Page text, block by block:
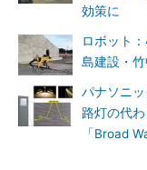
効策に
ロボット
島建設・
パナソニ
路灯の代
「Broad